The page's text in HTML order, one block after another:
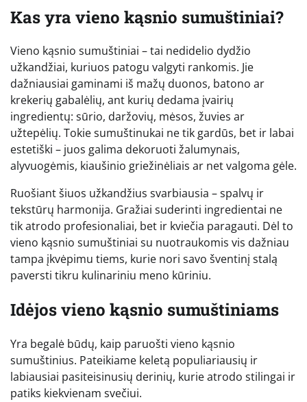
Kas yra vieno kąsnio sumuštiniai?
Vieno kąsnio sumuštiniai – tai nedidelio dydžio
užkandžiai, kuriuos patogu valgyti rankomis. Jie
dažniausiai gaminami iš mažų duonos, batono ar
krekerių gabalėlių, ant kurių dedama įvairių
ingredientų: sūrio, daržovių, mėsos, žuvies ar
užtepėlių. Tokie sumuštinukai ne tik gardūs, bet ir labai
estetiški – juos galima dekoruoti žalumynais,
alyvuogėmis, kiaušinio griežinėliais ar net valgoma gėle.
Ruošiant šiuos užkandžius svarbiausia – spalvų ir
tekstūrų harmonija. Gražiai suderinti ingredientai ne
tik atrodo profesionaliai, bet ir kviečia paragauti. Dėl to
vieno kąsnio sumuštiniai su nuotraukomis vis dažniau
tampa įkvėpimu tiems, kurie nori savo šventinį stalą
paversti tikru kulinariniu meno kūriniu.
Idėjos vieno kąsnio sumuštiniams
Yra begalė būdų, kaip paruošti vieno kąsnio
sumuštinius. Pateikiame keletą populiariausių ir
labiausiai pasiteisinusių derinių, kurie atrodo stilingai ir
patiks kiekvienam svečiui.